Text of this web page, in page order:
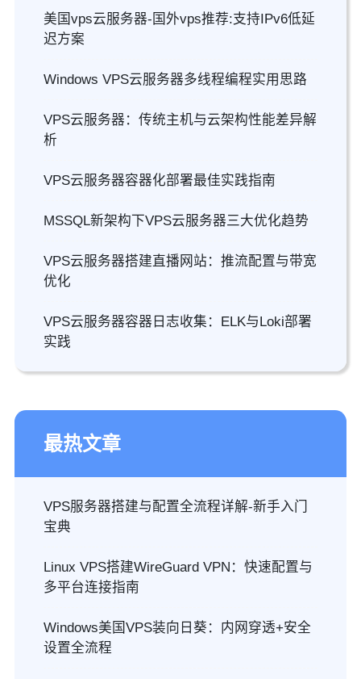
美国vps云服务器-国外vps推荐:支持IPv6低延
迟方案
Windows VPS云服务器多线程编程实用思路
VPS云服务器：传统主机与云架构性能差异解
析
VPS云服务器容器化部署最佳实践指南
MSSQL新架构下VPS云服务器三大优化趋势
VPS云服务器搭建直播网站：推流配置与带宽
优化
VPS云服务器容器日志收集：ELK与Loki部署
实践
最热文章
VPS服务器搭建与配置全流程详解-新手入门
宝典
Linux VPS搭建WireGuard VPN：快速配置与
多平台连接指南
Windows美国VPS装向日葵：内网穿透+安全
设置全流程